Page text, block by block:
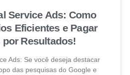
Service Ads: Como
Eficientes e Pagar
por Resultados!
Ads: Se você deseja destacar
das pesquisas do Google e